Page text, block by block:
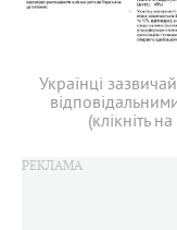
Українці
(клікніть